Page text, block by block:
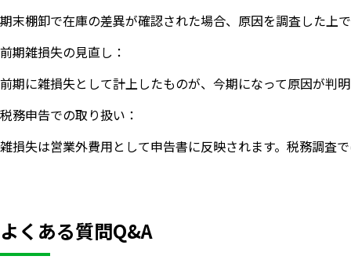
期末棚卸で在庫の差異が確認された場合、原因を調査した上
前期雑損失の見直し：
前期に雑損失として計上したものが、今期になって原因が判
税務申告での取り扱い：
雑損失は営業外費用として申告書に反映されます。税務調査
よくある質問Q&A